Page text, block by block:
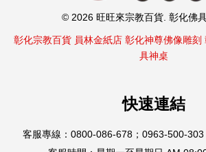
© 2026 旺旺來宗教百貨. 彰化佛
彰化宗教百貨 員林金紙店 彰化神尊佛像雕刻
具神桌
快速連結
客服專線：0800-086-678；0963-500-